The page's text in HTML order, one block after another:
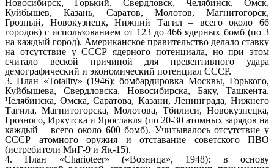
Новосибирск, Горький, Свердловск, Челябинск, Омск,
Куйбышев, Казань, Саратов, Молотов, Магнитогорск,
Грозный, Новокузнецк, Нижний Тагил – всего около 66
городов) с использованием от 123 до 466 ядерных бомб (по 3
на каждый город). Американское правительство делало ставку
на отсутствие у СССР ядерного потенциала, но при этом
считало веской причиной для превентивного удара
демографический и экономический потенциал СССР.
3. План «Totality» (1946): бомбардировка Москвы, Горького,
Куйбышева, Свердловска, Новосибирска, Баку, Ташкента,
Челябинска, Омска, Саратова, Казани, Ленинграда, Нижнего
Тагила, Магнитогорска, Молотова, Тбилиси, Новокузнецка,
Грозного, Иркутска и Ярославля (по 20-30 атомных зарядов на
каждый – всего около 600 бомб). Учитывалось отсутствие у
СССР атомного оружия и отставание советского ПВО
(истребители МиГ-9 и Як-15).
4. План «Charioteer» («Возница», 1948): в основу